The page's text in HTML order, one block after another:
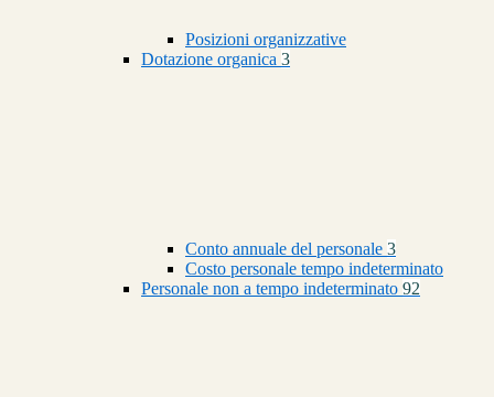
Posizioni organizzative
Dotazione organica 3
Conto annuale del personale 3
Costo personale tempo indeterminato
Personale non a tempo indeterminato 92